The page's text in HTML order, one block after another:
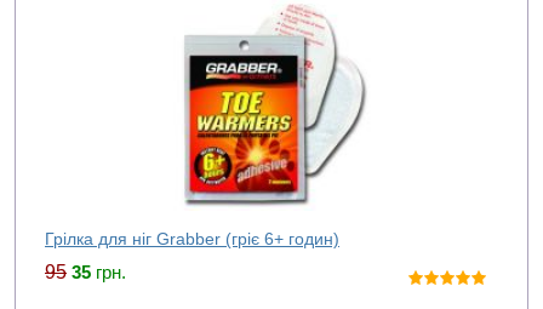
Грілка для ніг Grabber (гріє 6+ годин)
95 35 грн.